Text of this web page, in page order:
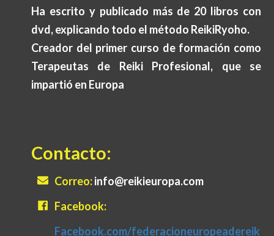
Ha escrito y publicado más de 20 libros con
dvd, explicando todo el método ReikiRyoho.
Creador del primer curso de formación como
Terapeutas de Reiki Profesional, que se
impartió en Europa
Contacto:
Correo:info@reikieuropa.com
Facebook:
Facebook.com/federacioneuropeadereik